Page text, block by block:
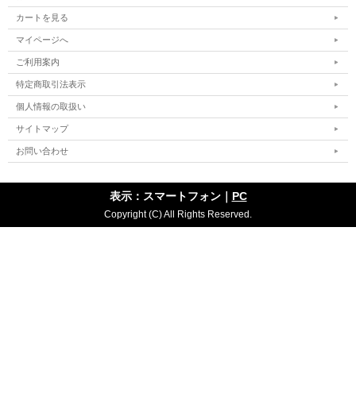
カートを見る
マイページへ
ご利用案内
特定商取引法表示
個人情報の取扱い
サイトマップ
お問い合わせ
表示：スマートフォン｜ PC
Copyright (C) All Rights Reserved.